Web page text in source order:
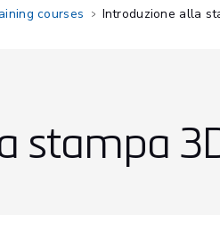
courses Introduzione alla
stampa